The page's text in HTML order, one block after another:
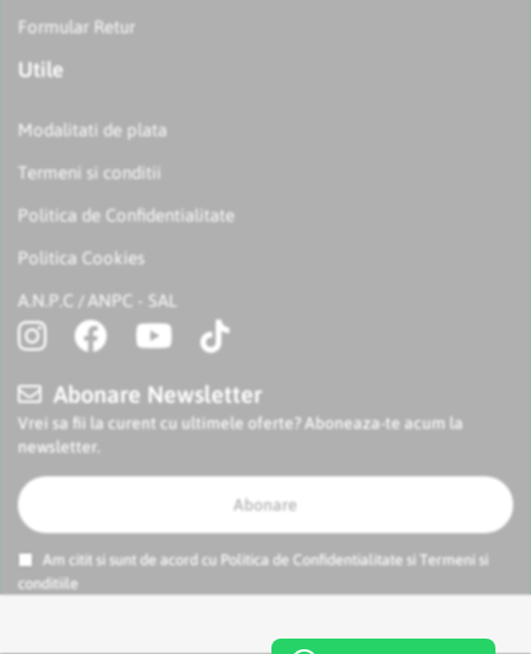
Formular Retur
Utile
Modalitati de plata
Termeni si conditii
Politica de Confidentialitate
Politica Cookies
A.N.P.C / ANPC - SAL
Abonare Newsletter
Vrei sa fii la curent cu ultimele oferte? Aboneaza-te acum la
newsletter.
Abonare
Am citit si sunt de acord cu Politica de Confidentialitate si
Termeni si
conditiile